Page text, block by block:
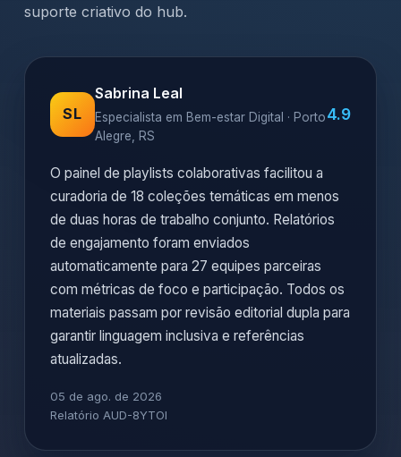
suporte criativo do hub.
SL
Sabrina Leal
Especialista em Bem-estar Digital · Porto
Alegre, RS
4.9
O painel de playlists colaborativas facilitou a
curadoria de 18 coleções temáticas em menos
de duas horas de trabalho conjunto. Relatórios
de engajamento foram enviados
automaticamente para 27 equipes parceiras
com métricas de foco e participação. Todos os
materiais passam por revisão editorial dupla para
garantir linguagem inclusiva e referências
atualizadas.
05 de ago. de 2026
Relatório AUD-8YTOI